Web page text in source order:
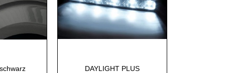
DAYLIGHT PLUS